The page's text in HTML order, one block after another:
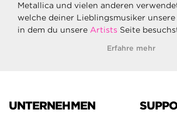
Metallica und vielen anderen
welche deiner Lieblingsmusiker unsere
in dem du unsere Artists Seite
Erfahre mehr
UNTERNEHMEN